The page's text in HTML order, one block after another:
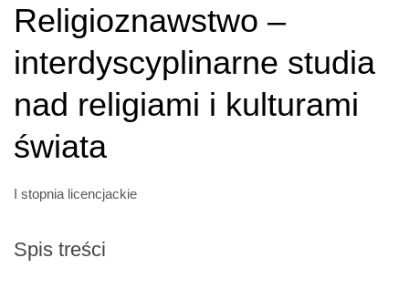
Religioznawstwo –
interdyscyplinarne studia
nad religiami i kulturami
świata
I stopnia licencjackie
Spis treści